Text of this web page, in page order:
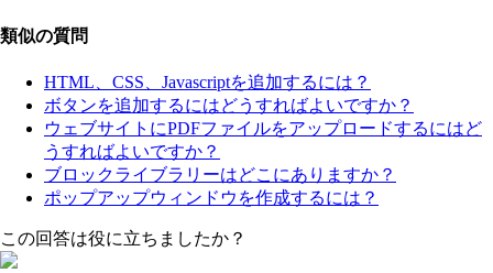
類似の質問
HTML、CSS、Javascriptを追加するには？
ボタンを追加するにはどうすればよいですか？
ウェブサイトにPDFファイルをアップロードするにはど
うすればよいですか？
ブロックライブラリーはどこにありますか？
ポップアップウィンドウを作成するには？
この回答は役に立ちましたか？